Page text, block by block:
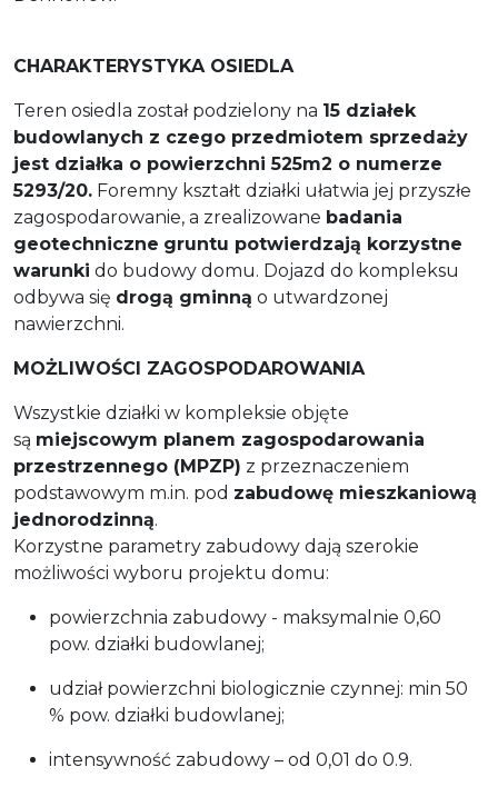
CHARAKTERYSTYKA OSIEDLA
Teren osiedla został podzielony na 15 działek
budowlanych z czego przedmiotem sprzedaży
jest działka o powierzchni 525m2 o numerze
5293/20. Foremny kształt działki ułatwia jej przyszłe
zagospodarowanie, a zrealizowane badania
geotechniczne gruntu potwierdzają korzystne
warunki do budowy domu. Dojazd do kompleksu
odbywa się drogą gminną o utwardzonej
nawierzchni.
MOŻLIWOŚCI ZAGOSPODAROWANIA
Wszystkie działki w kompleksie objęte
są miejscowym planem zagospodarowania
przestrzennego (MPZP) z przeznaczeniem
podstawowym m.in. pod zabudowę mieszkaniową
jednorodzinną.
Korzystne parametry zabudowy dają szerokie
możliwości wyboru projektu domu:
powierzchnia zabudowy - maksymalnie 0,60
pow. działki budowlanej;
udział powierzchni biologicznie czynnej: min 50
% pow. działki budowlanej;
intensywność zabudowy – od 0,01 do 0.9.